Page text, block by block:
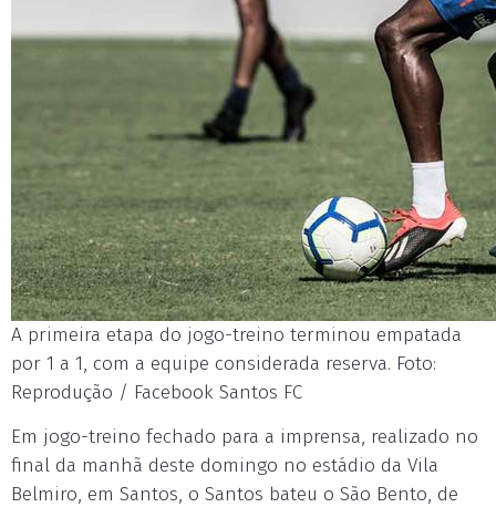
A primeira etapa do jogo-treino terminou empatada
por 1 a 1, com a equipe considerada reserva. Foto:
Reprodução / Facebook Santos FC
Em jogo-treino fechado para a imprensa, realizado no
final da manhã deste domingo no estádio da Vila
Belmiro, em Santos, o Santos bateu o São Bento, de